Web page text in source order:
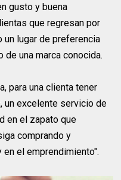
gusto y buena
que regresan por
un lugar de preferencia
una marca conocida.
para una clienta tener
un excelente servicio de
en el zapato que
comprando y
el emprendimiento".